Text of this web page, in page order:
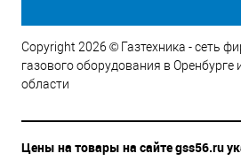
Copyright 2026 © Газтехника - сеть
газового оборудования в Оренбурге
области
Цены на товары на сайте gss56.ru